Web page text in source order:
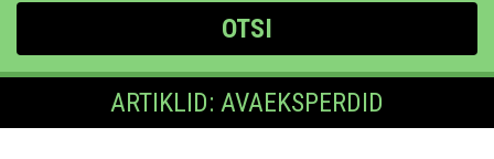
OTSI
ARTIKLID: AVAEKSPERDID